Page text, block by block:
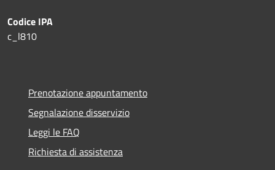
Codice IPA
c_l810
Prenotazione appuntamento
Segnalazione disservizio
Leggi le FAQ
Richiesta di assistenza